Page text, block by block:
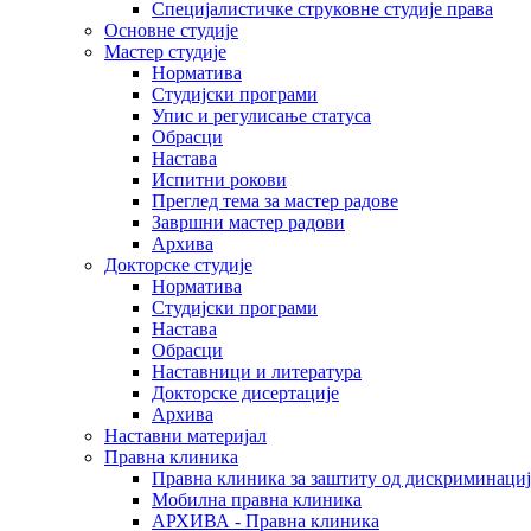
Специјалистичке струковне студије права
Основне студије
Мастер студије
Норматива
Студијски програми
Упис и регулисање статуса
Обрасци
Настава
Испитни рокови
Преглед тема за мастер радове
Завршни мастер радови
Архива
Докторске студије
Норматива
Студијски програми
Настава
Обрасци
Наставници и литература
Докторске дисертације
Архива
Наставни материјал
Правна клиника
Правна клиника за заштиту од
Мобилна правна клиника
АРХИВА - Правна клиника